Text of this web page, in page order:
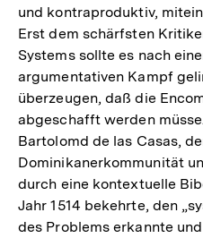
und kontraproduktiv,
Erst dem schärfsten
Systems sollte es nach
argumentativen Kampf
überzeugen, daß die
abgeschafft werden
Bartolomd de las Casas,
Dominikanerkommunität
durch eine kontextuelle
Jahr 1514 bekehrte, den
des Problems erkannte